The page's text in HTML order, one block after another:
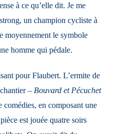
à ce qu’elle dit. Je me
un champion cycliste à
moyennement le symbole
homme qui pédale.
pour Flaubert. L’ermite de
– Bouvard et Pécuchet
comédies, en composant une
est jouée quatre soirs